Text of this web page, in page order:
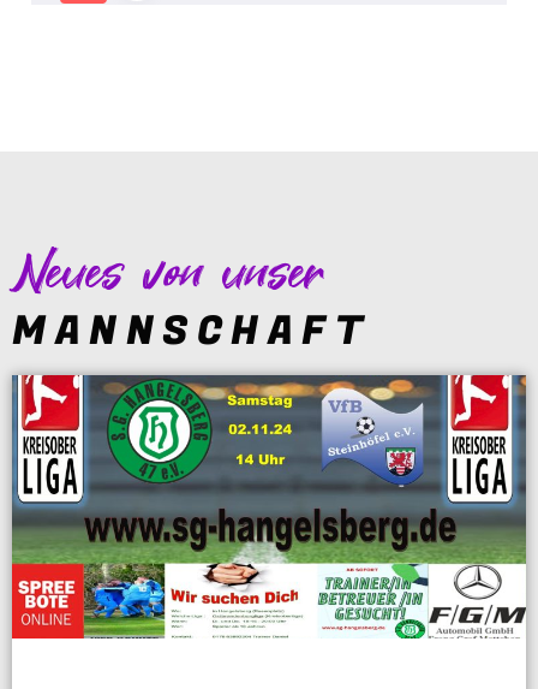
Neues von unser
MANNSCHAFT